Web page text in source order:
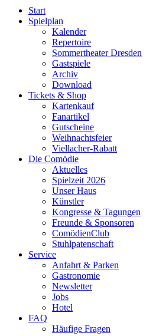
Start
Spielplan
Kalender
Repertoire
Sommertheater Dresden
Gastspiele
Archiv
Download
Tickets & Shop
Kartenkauf
Fanartikel
Gutscheine
Weihnachtsfeier
Viellacher-Rabatt
Die Comödie
Aktuelles
Spielzeit 2026
Unser Haus
Künstler
Kongresse & Tagungen
Freunde & Sponsoren
ComödienClub
Stuhlpatenschaft
Service
Anfahrt & Parken
Gastronomie
Newsletter
Jobs
Hotel
FAQ
Häufige Fragen